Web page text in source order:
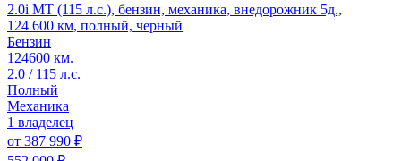
2.0i MT (115 л.с.), бензин, механика, внедорожник 5д.,
124 600 км, полный, черный
Бензин
124600 км.
2.0 / 115 л.с.
Полный
Механика
1 владелец
от 387 990 ₽